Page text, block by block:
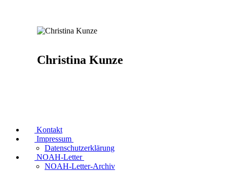
Christina Kunze
Kontakt
Impressum
Datenschutzerklärung
NOAH-Letter
NOAH-Letter-Archiv